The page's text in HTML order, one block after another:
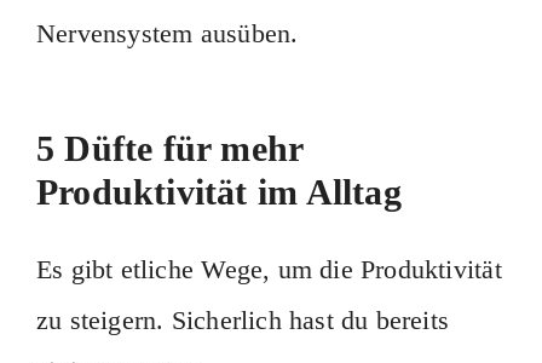
Nervensystem ausüben.
5 Düfte für mehr
Produktivität im Alltag
Es gibt etliche Wege, um die Produktivität
zu steigern. Sicherlich hast du bereits